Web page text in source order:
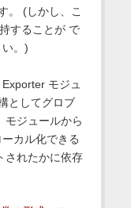
。 (しかし、こ
することが で
。)
モジュ
としてグロブ
モジュールから
カル化できる
されたかに依存